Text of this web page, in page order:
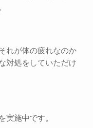
れが体の疲れなのか
対処をしていただけ
実施中です。